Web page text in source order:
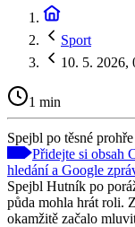
Sport
10. 5. 2026,
1 min
Spejbl po těsné
Přidejte si obsah
hledání a Google
Spejbl Hutník po
půda mohla hrát roli.
okamžitě začalo